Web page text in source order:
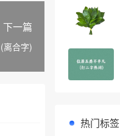
下一篇
离合字)
热门标签